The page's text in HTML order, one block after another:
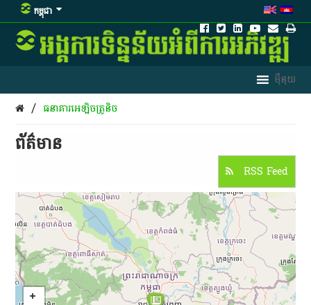
កម្ពុជា
/ ធនាគារអេឡិចត្រូនិច
ព័ត៌មាន​
RSS Feed